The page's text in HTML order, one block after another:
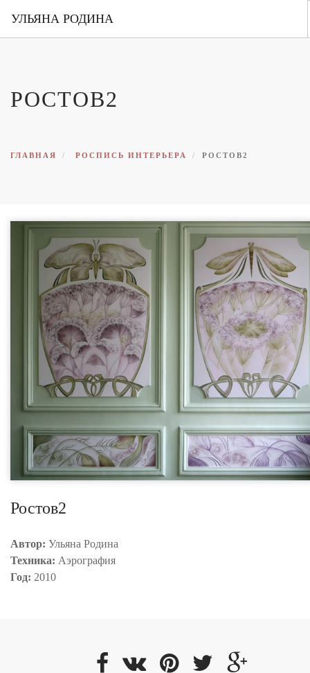
УЛЬЯНА РОДИНА
ПОРТФОЛИО
РОСТОВ2
ГЛАВНАЯ РОСПИСЬ ИНТЕРЬЕРА РОСТОВ2
Ростов2
Автор: Ульяна Родина
Техника: Аэрография
Год: 2010